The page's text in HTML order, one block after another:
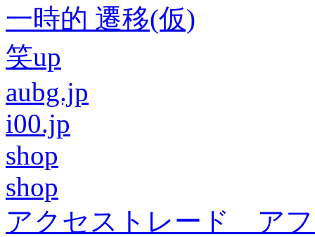
一時的 遷移(仮)
笑up
aubg.jp
i00.jp
shop
shop
アクセストレード ア